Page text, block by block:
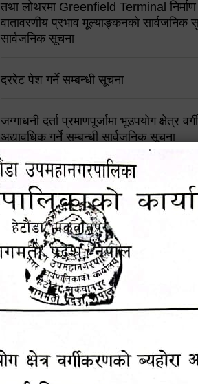
तथा लोथरमा Greenfield Terminal निर्माण
वातावरणीय प्रभाव मूल्याङ्कनको सार्वजनिक
सार्वजनिक सूचना
दररेट पेश गर्ने सम्बन्धी सूचना
जग्गाधनी दर्ता प्रमाणपूर्जामा भूउपयोग क्षेत्र
अद्यावधिक गर्ने सम्बन्धी सार्वजनिक सूचना
आशय पत्र दर्ता सम्बन्धी सूचना
शिक्षक सरुवा सहमतिका लागि दरखास्त
हेटौंडा उपमहानगरपालिकाको सूची दर्ता सम्बन्धी
चुरियामाई सुरुङको संरक्षण तथा व्यवस्थापनको
पोषाक र परिचयपत्र अनिवार्य लगाउने